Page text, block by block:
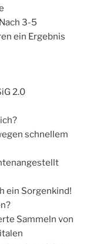
3-5
ein Ergebnis
2.0
schnellem
ein Sorgenkind!
Sammeln von